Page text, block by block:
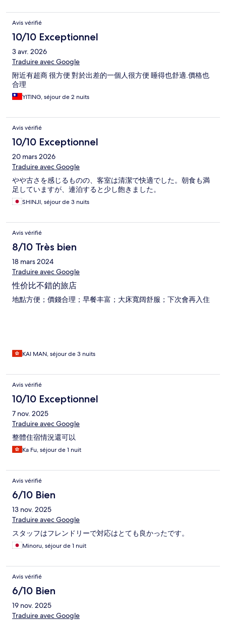
Avis vérifié
10/10 Exceptionnel
3 avr. 2026
Traduire avec Google
附近有超商 很方便 對於出差的一個人很方便 睡得也舒適.價格也
合理
YITING, séjour de 2 nuits
Avis vérifié
10/10 Exceptionnel
20 mars 2026
Traduire avec Google
やや古さを感じるものの、客室は清潔で快適でした。朝食も満
足していますが、連泊すると少し飽きました。
SHINJI, séjour de 3 nuits
Avis vérifié
8/10 Très bien
18 mars 2024
Traduire avec Google
性价比不錯的旅店
地點方便；價錢合理；早餐丰富；大床寬阔舒服；下次會再入住
KAI MAN, séjour de 3 nuits
Avis vérifié
10/10 Exceptionnel
7 nov. 2025
Traduire avec Google
整體住宿情況還可以
Ka Fu, séjour de 1 nuit
Avis vérifié
6/10 Bien
13 nov. 2025
Traduire avec Google
スタッフはフレンドリーで対応はとても良かったです。
Minoru, séjour de 1 nuit
Avis vérifié
6/10 Bien
19 nov. 2025
Traduire avec Google